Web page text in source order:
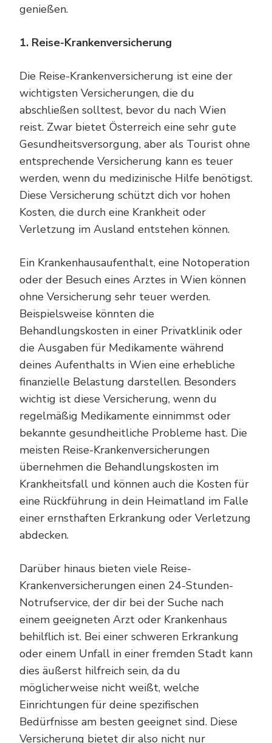
genießen.
1. Reise-Krankenversicherung
Die Reise-Krankenversicherung ist eine der
wichtigsten Versicherungen, die du
abschließen solltest, bevor du nach Wien
reist. Zwar bietet Österreich eine sehr gute
Gesundheitsversorgung, aber als Tourist ohne
entsprechende Versicherung kann es teuer
werden, wenn du medizinische Hilfe benötigst.
Diese Versicherung schützt dich vor hohen
Kosten, die durch eine Krankheit oder
Verletzung im Ausland entstehen können.
Ein Krankenhausaufenthalt, eine Notoperation
oder der Besuch eines Arztes in Wien können
ohne Versicherung sehr teuer werden.
Beispielsweise könnten die
Behandlungskosten in einer Privatklinik oder
die Ausgaben für Medikamente während
deines Aufenthalts in Wien eine erhebliche
finanzielle Belastung darstellen. Besonders
wichtig ist diese Versicherung, wenn du
regelmäßig Medikamente einnimmst oder
bekannte gesundheitliche Probleme hast. Die
meisten Reise-Krankenversicherungen
übernehmen die Behandlungskosten im
Krankheitsfall und können auch die Kosten für
eine Rückführung in dein Heimatland im Falle
einer ernsthaften Erkrankung oder Verletzung
abdecken.
Darüber hinaus bieten viele Reise-
Krankenversicherungen einen 24-Stunden-
Notrufservice, der dir bei der Suche nach
einem geeigneten Arzt oder Krankenhaus
behilflich ist. Bei einer schweren Erkrankung
oder einem Unfall in einer fremden Stadt kann
dies äußerst hilfreich sein, da du
möglicherweise nicht weißt, welche
Einrichtungen für deine spezifischen
Bedürfnisse am besten geeignet sind. Diese
Versicherung bietet dir also nicht nur